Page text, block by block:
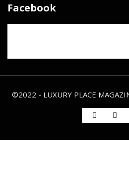
Facebook
©2022 - LUXURY PLACE